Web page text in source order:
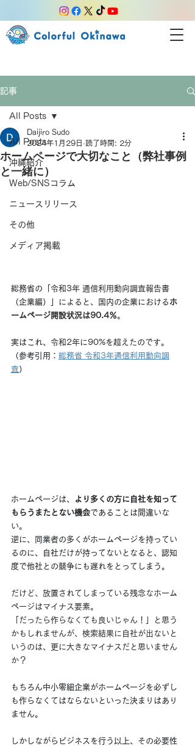
記事
All Posts
沖縄紹介
Web/SNSコラム
ニュースリリース
その他
メディア掲載
All Posts
ホームページで大切なこと（弊社事例
と一緒に）
Daijiro Sudo
2024年1月29日 読了時間: 2分
総務省の「令和3年 通信利用動向調査報告書
（企業編）」によると、国内の企業における ホ
ームページ開設状況は90.4％。
実はこれ、令和2年に90%を超えたのです。
（参考引用： 総務省 令和3年通信利用動向調
査）
ホームページは、
より多くの方に自社を知って
もらうまたとない機会であることは間違いな
い。
逆に、同業者の多くがホームページを持ってい
るのに、自社だけが持ってないとなると、認知
度で他社との競争にも遅れをとってしまう。
だけど、放置されてしまっている残念なホーム
ページはマイナス要素。
「だったら作らなくても良いじゃん！」と思う
かもしれませんが、検索結果に自社が出ないと
いうのは、更に大きなマイナスだと思いません
か？
もちろん中小零細企業がホームページを必ずし
も作らなくてはならないといった決まりはあり
ません。
しかしながらビジネスを行う以上、その必要性